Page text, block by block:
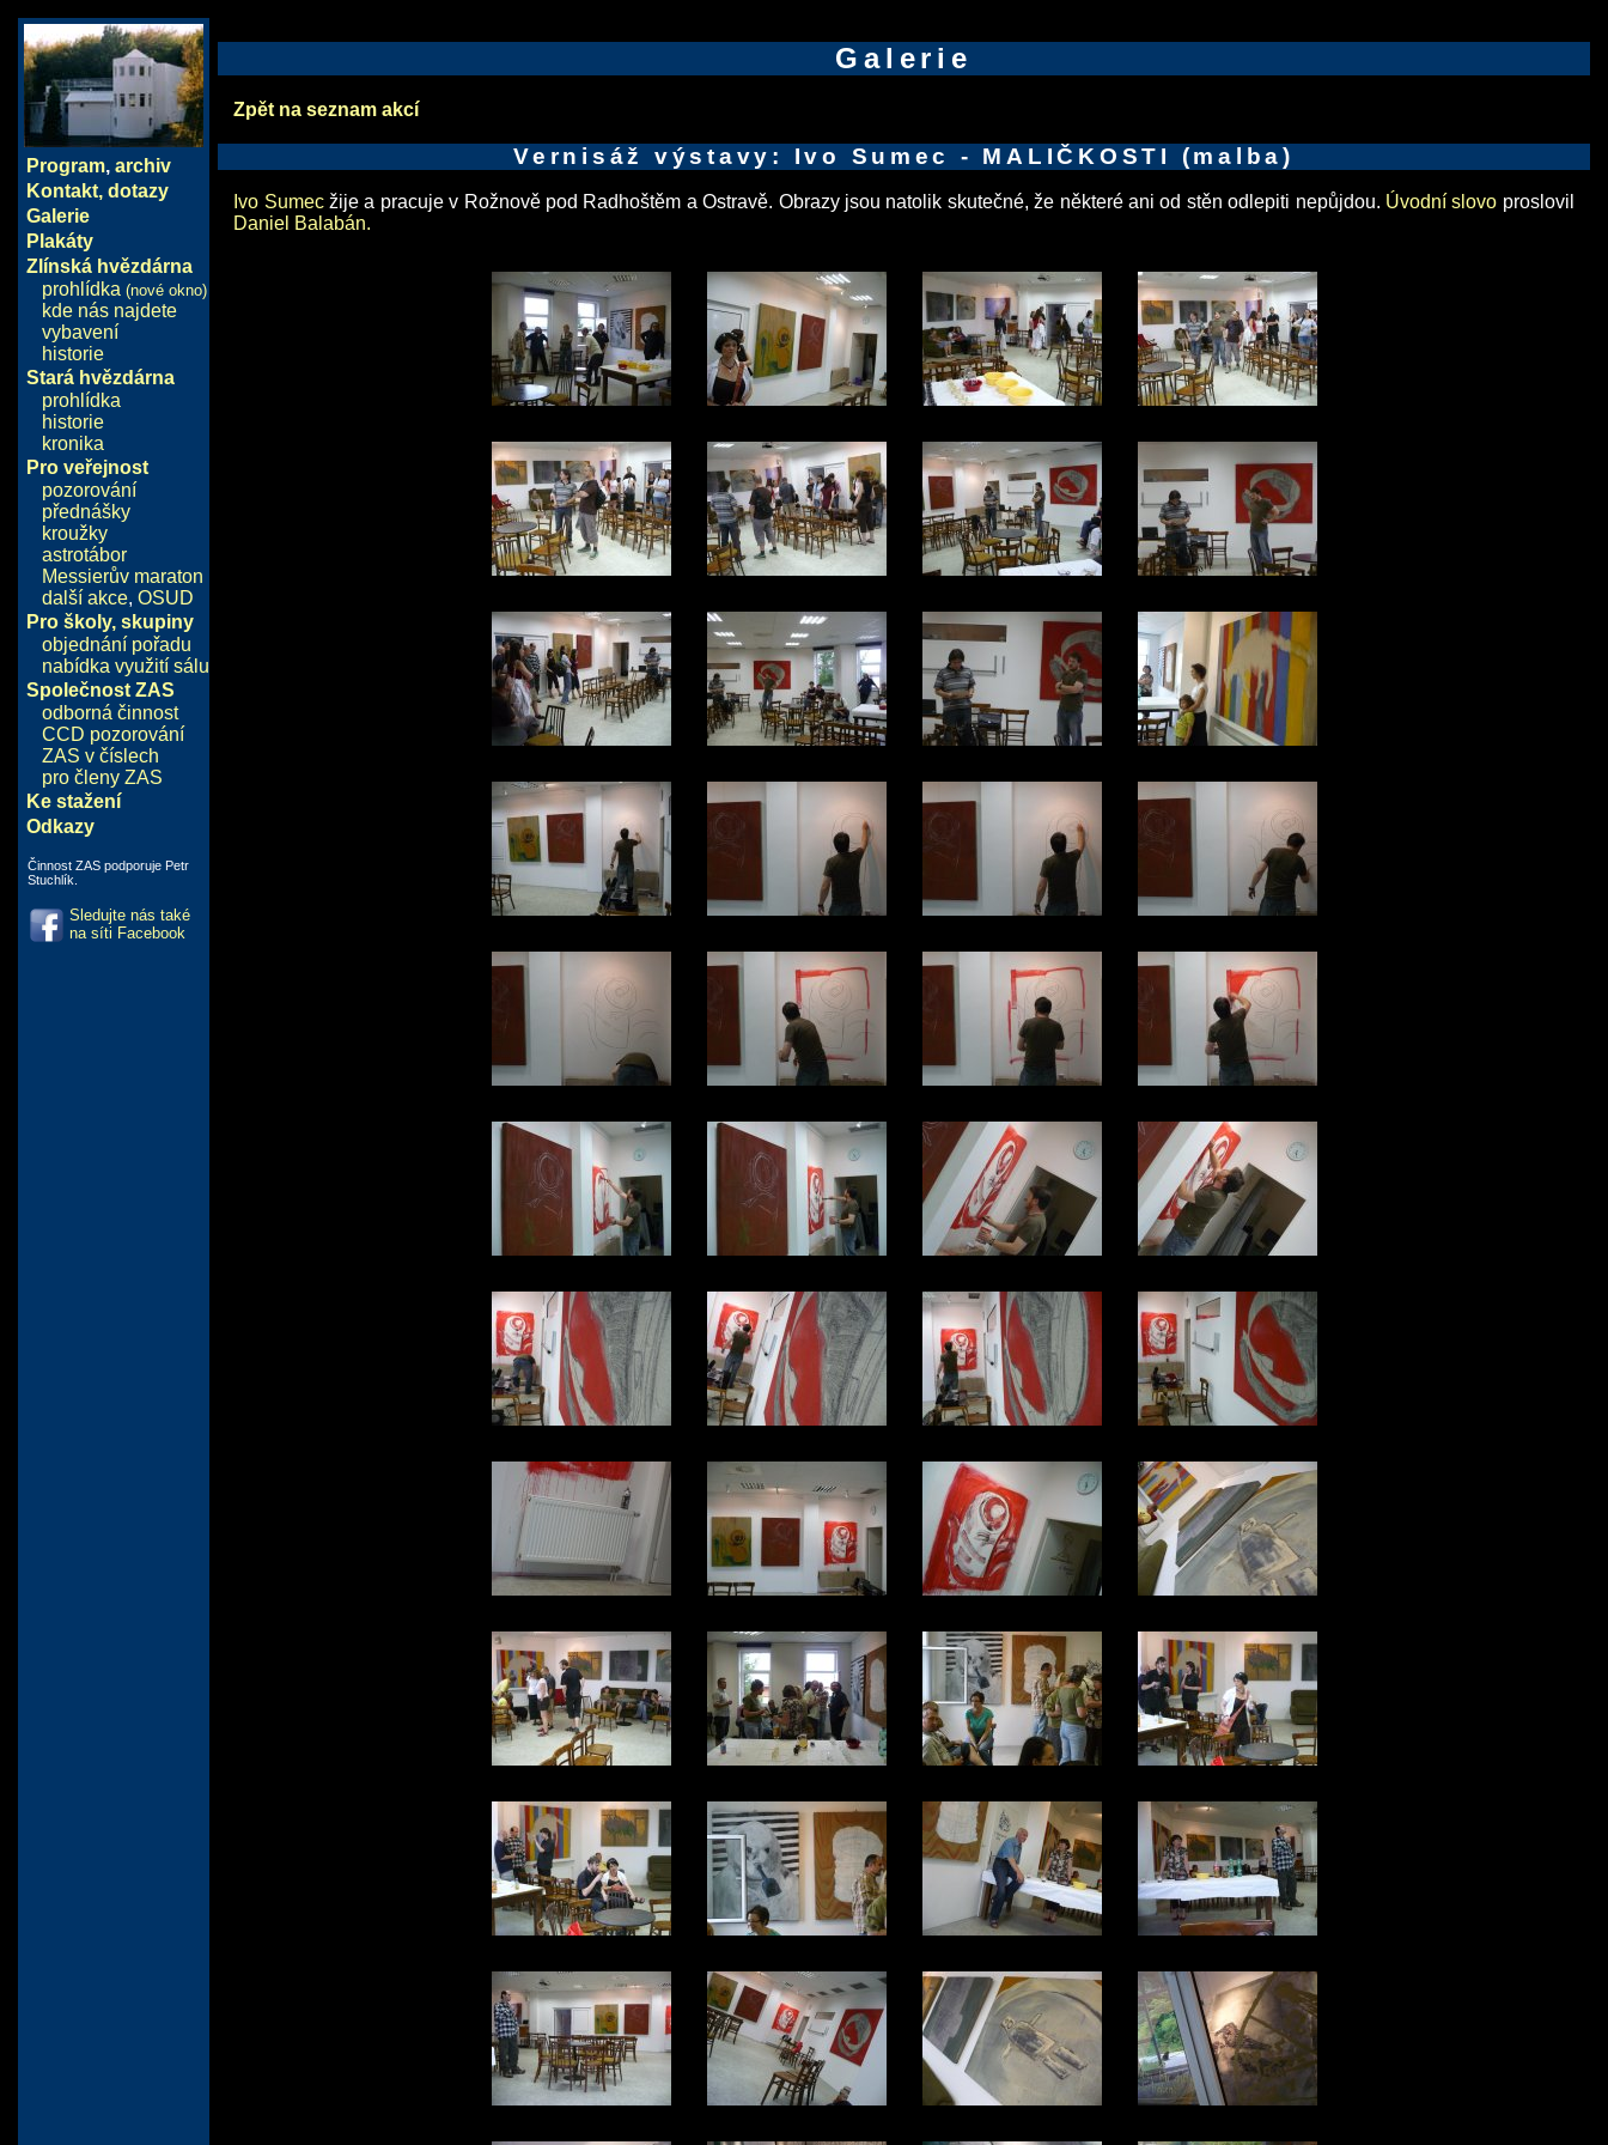
Program, archiv
Kontakt, dotazy
Galerie
Plakáty
Zlínská hvězdárna
prohlídka (nové okno)
kde nás najdete
vybavení
historie
Stará hvězdárna
prohlídka
historie
kronika
Pro veřejnost
pozorování
přednášky
kroužky
astrotábor
Messierův maraton
další akce, OSUD
Pro školy, skupiny
objednání pořadu
nabídka využití sálu
Společnost ZAS
odborná činnost
CCD pozorování
ZAS v číslech
pro členy ZAS
Ke stažení
Odkazy
Činnost ZAS podporuje Petr
Stuchlík.
Sledujte nás také
na síti Facebook
Galerie
Zpět na seznam akcí
Vernisáž výstavy: Ivo Sumec - MALIČKOSTI (malba)
Ivo Sumecžije a pracuje v Rožnově pod Radhoštěm a Ostravě. Obrazy jsou natolik skutečné, že některé ani od stěn odlepiti nepůjdou. Úvodní slovo proslovil
Daniel Balabán.